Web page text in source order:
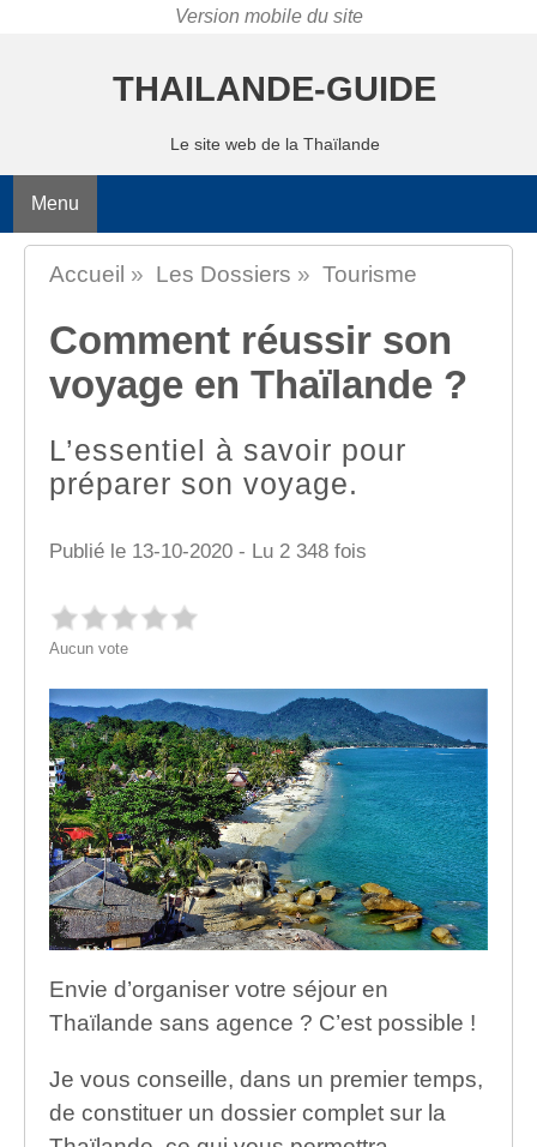
THAILANDE-GUIDE
Le site web de la Thaïlande
Menu
Accueil » Les Dossiers » Tourisme
Comment réussir son
voyage en Thaïlande ?
L’essentiel à savoir pour
préparer son voyage.
Publié le 13-10-2020 - Lu 2 348 fois
Aucun vote
Envie d’organiser votre séjour en
Thaïlande sans agence ? C’est possible !
Je vous conseille, dans un premier temps,
de constituer un dossier complet sur la